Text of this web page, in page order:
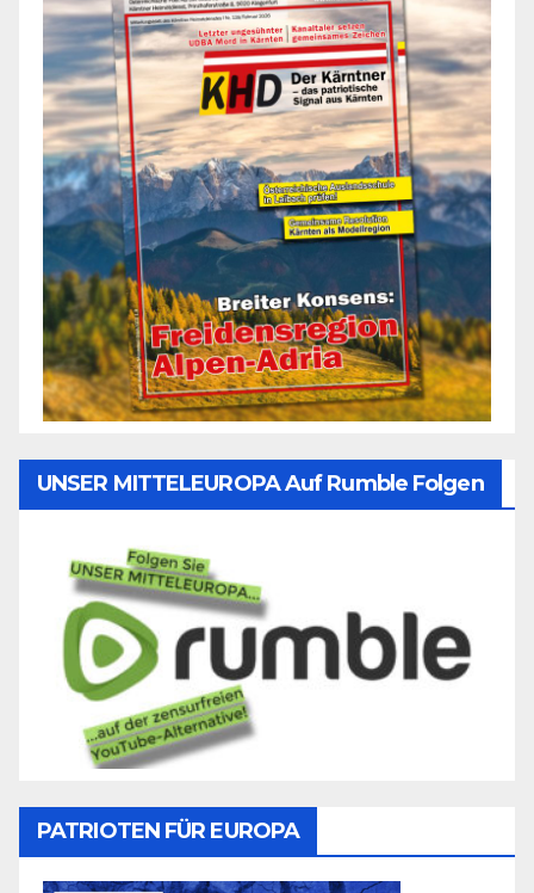
UNSER MITTELEUROPA Auf Rumble Folgen
PATRIOTEN FÜR EUROPA